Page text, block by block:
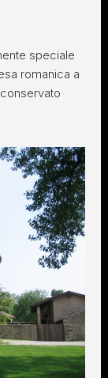
speciale
romanica a